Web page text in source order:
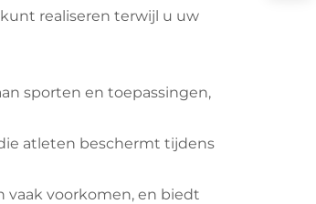
realiseren terwijl u uw
sporten en toepassingen,
atleten beschermt tijdens
vaak voorkomen, en biedt